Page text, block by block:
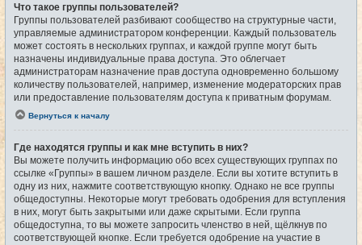
Что такое группы пользователей?
Группы пользователей разбивают сообщество на структурные части,
управляемые администратором конференции. Каждый пользователь
может состоять в нескольких группах, и каждой группе могут быть
назначены индивидуальные права доступа. Это облегчает
администраторам назначение прав доступа одновременно большому
количеству пользователей, например, изменение модераторских прав
или предоставление пользователям доступа к приватным форумам.
Вернуться к началу
Где находятся группы и как мне вступить в них?
Вы можете получить информацию обо всех существующих группах по
ссылке «Группы» в вашем личном разделе. Если вы хотите вступить в
одну из них, нажмите соответствующую кнопку. Однако не все группы
общедоступны. Некоторые могут требовать одобрения для вступления
в них, могут быть закрытыми или даже скрытыми. Если группа
общедоступна, то вы можете запросить членство в ней, щёлкнув по
соответствующей кнопке. Если требуется одобрение на участие в